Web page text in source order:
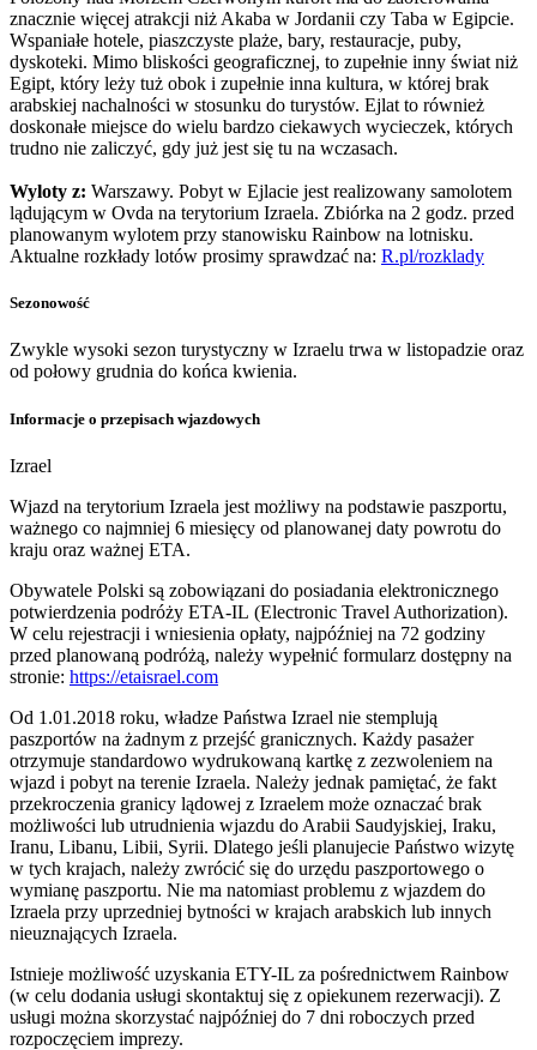
znacznie więcej atrakcji niż Akaba w Jordanii czy Taba w Egipcie.
Wspaniałe hotele, piaszczyste plaże, bary, restauracje, puby,
dyskoteki. Mimo bliskości geograficznej, to zupełnie inny świat niż
Egipt, który leży tuż obok i zupełnie inna kultura, w której brak
arabskiej nachalności w stosunku do turystów. Ejlat to również
doskonałe miejsce do wielu bardzo ciekawych wycieczek, których
trudno nie zaliczyć, gdy już jest się tu na wczasach.
Wyloty z: Warszawy. Pobyt w Ejlacie jest realizowany samolotem
lądującym w Ovda na terytorium Izraela. Zbiórka na 2 godz. przed
planowanym wylotem przy stanowisku Rainbow na lotnisku.
Aktualne rozkłady lotów prosimy sprawdzać na: R.pl/rozklady
Sezonowość
Zwykle wysoki sezon turystyczny w Izraelu trwa w listopadzie oraz
od połowy grudnia do końca kwienia.
Informacje o przepisach wjazdowych
Izrael
Wjazd na terytorium Izraela jest możliwy na podstawie paszportu,
ważnego co najmniej 6 miesięcy od planowanej daty powrotu do
kraju oraz ważnej ETA.
Obywatele Polski są zobowiązani do posiadania elektronicznego
potwierdzenia podróży ETA-IL (Electronic Travel Authorization).
W celu rejestracji i wniesienia opłaty, najpóźniej na 72 godziny
przed planowaną podróżą, należy wypełnić formularz dostępny na
stronie: https://etaisrael.com
Od 1.01.2018 roku, władze Państwa Izrael nie stemplują
paszportów na żadnym z przejść granicznych. Każdy pasażer
otrzymuje standardowo wydrukowaną kartkę z zezwoleniem na
wjazd i pobyt na terenie Izraela. Należy jednak pamiętać, że fakt
przekroczenia granicy lądowej z Izraelem może oznaczać brak
możliwości lub utrudnienia wjazdu do Arabii Saudyjskiej, Iraku,
Iranu, Libanu, Libii, Syrii. Dlatego jeśli planujecie Państwo wizytę
w tych krajach, należy zwrócić się do urzędu paszportowego o
wymianę paszportu. Nie ma natomiast problemu z wjazdem do
Izraela przy uprzedniej bytności w krajach arabskich lub innych
nieuznających Izraela.
Istnieje możliwość uzyskania ETY-IL za pośrednictwem Rainbow
(w celu dodania usługi skontaktuj się z opiekunem rezerwacji). Z
usługi można skorzystać najpóźniej do 7 dni roboczych przed
rozpoczęciem imprezy.